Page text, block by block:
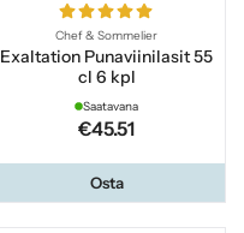
Chef & Sommelier
Exaltation Punaviinilasit 55
cl 6 kpl
Saatavana
€45.51
Osta